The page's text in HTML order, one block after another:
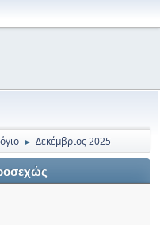
► Δεκέμβριος 2025